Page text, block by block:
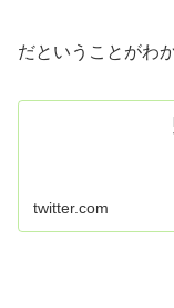
だということがわ
twitter.com